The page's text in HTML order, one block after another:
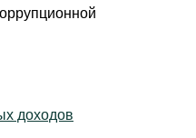
доходов